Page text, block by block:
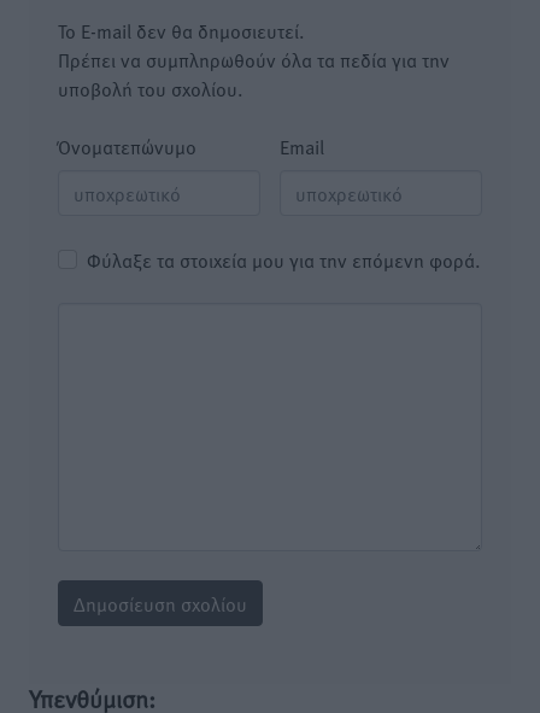
Το E-mail δεν θα δημοσιευτεί.
Πρέπει να συμπληρωθούν όλα τα πεδία για την
υποβολή του σχολίου.
Όνοματεπώνυμο Email
Φύλαξε τα στοιχεία μου για την επόμενη φορά.
Υπενθύμιση: